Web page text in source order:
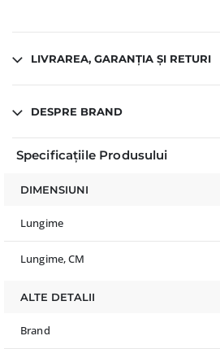
LIVRAREA, GARANȚIA ȘI RETURI
DESPRE BRAND
Specificațiile Produsului
DIMENSIUNI
Lungime
Lungime, CM
ALTE DETALII
Brand